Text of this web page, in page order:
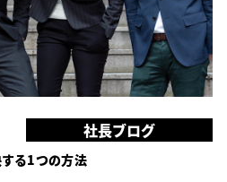
社長ブログ
する1つの方法